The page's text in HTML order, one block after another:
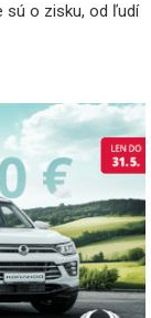
sú o zisku, od ľudí